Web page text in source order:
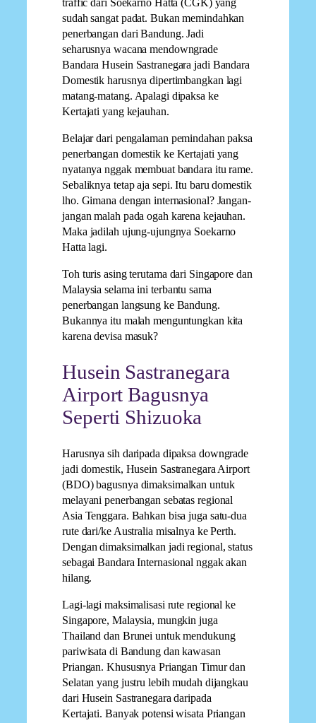
traffic dari Soekarno Hatta (CGK) yang
sudah sangat padat. Bukan memindahkan
penerbangan dari Bandung. Jadi
seharusnya wacana mendowngrade
Bandara Husein Sastranegara jadi Bandara
Domestik harusnya dipertimbangkan lagi
matang-matang. Apalagi dipaksa ke
Kertajati yang kejauhan.
Belajar dari pengalaman pemindahan paksa
penerbangan domestik ke Kertajati yang
nyatanya nggak membuat bandara itu rame.
Sebaliknya tetap aja sepi. Itu baru domestik
lho. Gimana dengan internasional? Jangan-
jangan malah pada ogah karena kejauhan.
Maka jadilah ujung-ujungnya Soekarno
Hatta lagi.
Toh turis asing terutama dari Singapore dan
Malaysia selama ini terbantu sama
penerbangan langsung ke Bandung.
Bukannya itu malah menguntungkan kita
karena devisa masuk?
Husein Sastranegara
Airport Bagusnya
Seperti Shizuoka
Harusnya sih daripada dipaksa downgrade
jadi domestik, Husein Sastranegara Airport
(BDO) bagusnya dimaksimalkan untuk
melayani penerbangan sebatas regional
Asia Tenggara. Bahkan bisa juga satu-dua
rute dari/ke Australia misalnya ke Perth.
Dengan dimaksimalkan jadi regional, status
sebagai Bandara Internasional nggak akan
hilang.
Lagi-lagi maksimalisasi rute regional ke
Singapore, Malaysia, mungkin juga
Thailand dan Brunei untuk mendukung
pariwisata di Bandung dan kawasan
Priangan. Khususnya Priangan Timur dan
Selatan yang justru lebih mudah dijangkau
dari Husein Sastranegara daripada
Kertajati. Banyak potensi wisata Priangan